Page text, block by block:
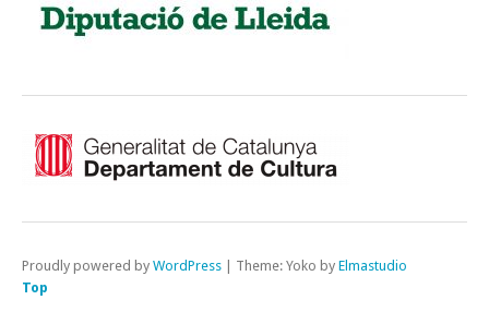
Proudly powered by WordPress | Theme: Yoko by Elmastudio
Top